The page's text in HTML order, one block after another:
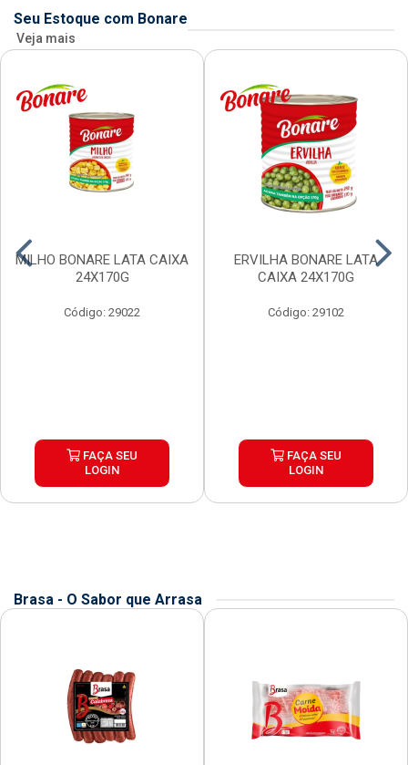
Seu Estoque com Bonare
Veja mais
MILHO BONARE LATA CAIXA
24X170G
Código: 29022
FAÇA SEU
LOGIN
ERVILHA BONARE LATA
CAIXA 24X170G
Código: 29102
FAÇA SEU
LOGIN
Brasa - O Sabor que Arrasa